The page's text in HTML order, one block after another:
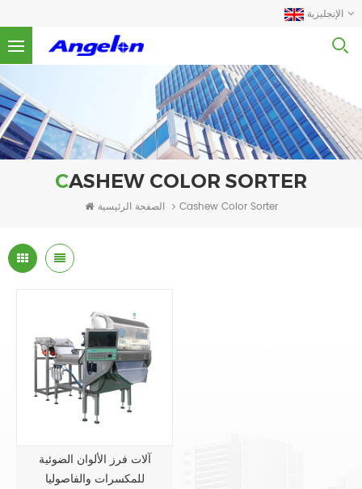
الإنجليزية
CASHEW COLOR SORTER
الصفحة الرئيسية Cashew Color Sorter
آلات فرز الألوان الضوئية
للمكسرات والفاصوليا